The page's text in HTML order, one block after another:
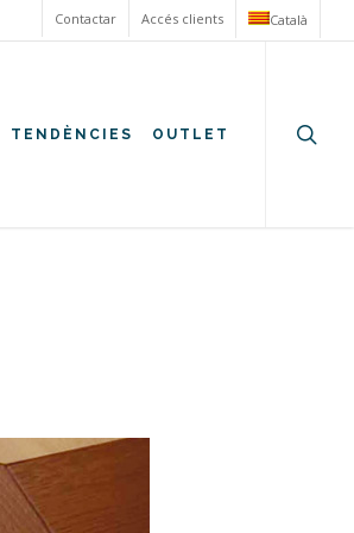
Contactar Accés clients Català
TENDÈNCIES OUTLET